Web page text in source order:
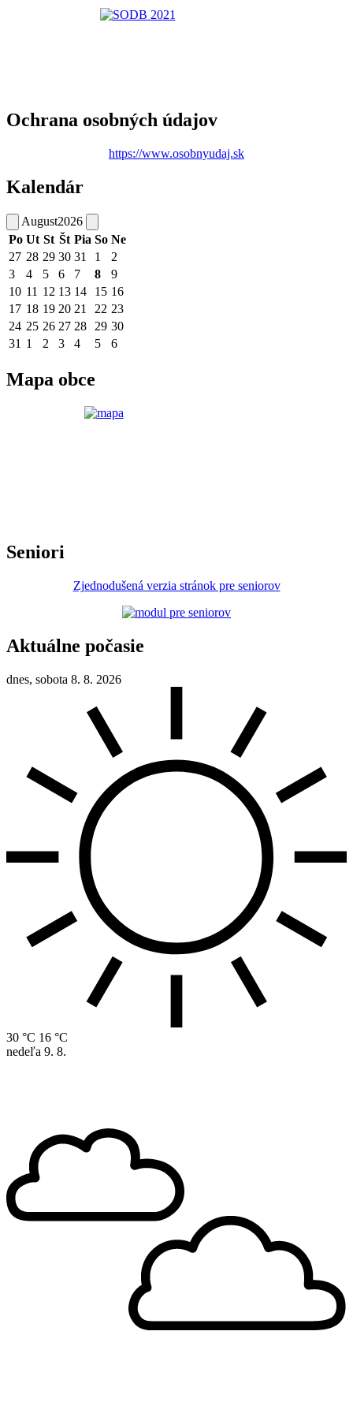
Ochrana osobných údajov
https://www.osobnyudaj.sk
Kalendár
August2026
Po Ut St Št Pia So Ne
27 28 29 30 31 1
2
3
4 5 6 7 8
9
10 11 12 13 14 15 16
17 18 19 20 21 22 23
24 25 26 27 28 29 30
31 1 2 3 4 5 6
Mapa obce
Seniori
Zjednodušená verzia stránok pre seniorov
Aktuálne počasie
dnes, sobota 8. 8. 2026
30 °C 16 °C
nedeľa 9. 8.